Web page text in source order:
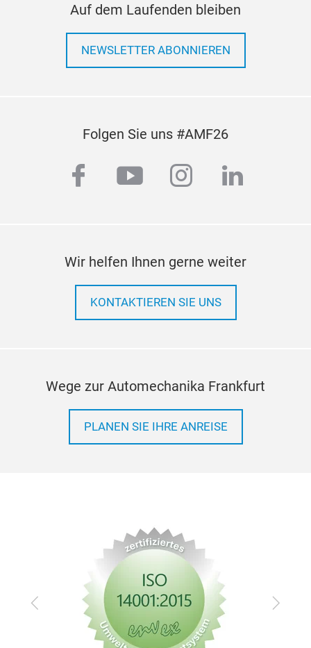
Auf dem Laufenden bleiben
NEWSLETTER ABONNIEREN
Folgen Sie uns #AMF26
facebook
youtubeinstagram
linkedin
Wir helfen Ihnen gerne weiter
KONTAKTIEREN SIE UNS
Wege zur Automechanika Frankfurt
PLANEN SIE IHRE ANREISE
Zurück Vor